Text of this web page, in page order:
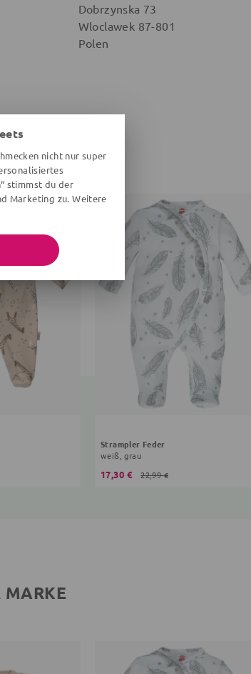
Dobrzynska 73
Wloclawek 87-801
Polen
Strampler Feder
weiß, grau
17,30 € 22,99 €
MARKE
nicht nur super
stimmst du der
Marketing zu. Weitere